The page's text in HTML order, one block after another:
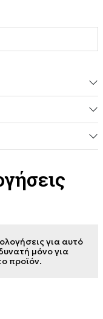
για αυτό
μόνο για
προϊόν.